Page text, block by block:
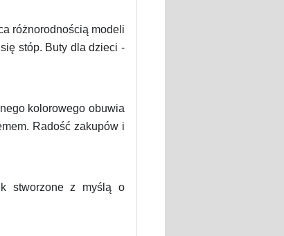
różnorodnością modeli
stóp. Buty dla dzieci -
kolorowego obuwia
Radość zakupów i
stworzone z myślą o